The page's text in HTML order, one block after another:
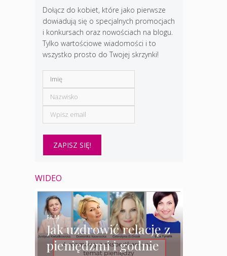
Dołącz do kobiet, które jako pierwsze
dowiadują się o specjalnych promocjach
i konkursach oraz nowościach na blogu.
Tylko wartościowe wiadomości i to
wszystko prosto do Twojej skrzynki!
WIDEO
Jak uzdrowić relację z
pieniędzmi i godnie
FILM